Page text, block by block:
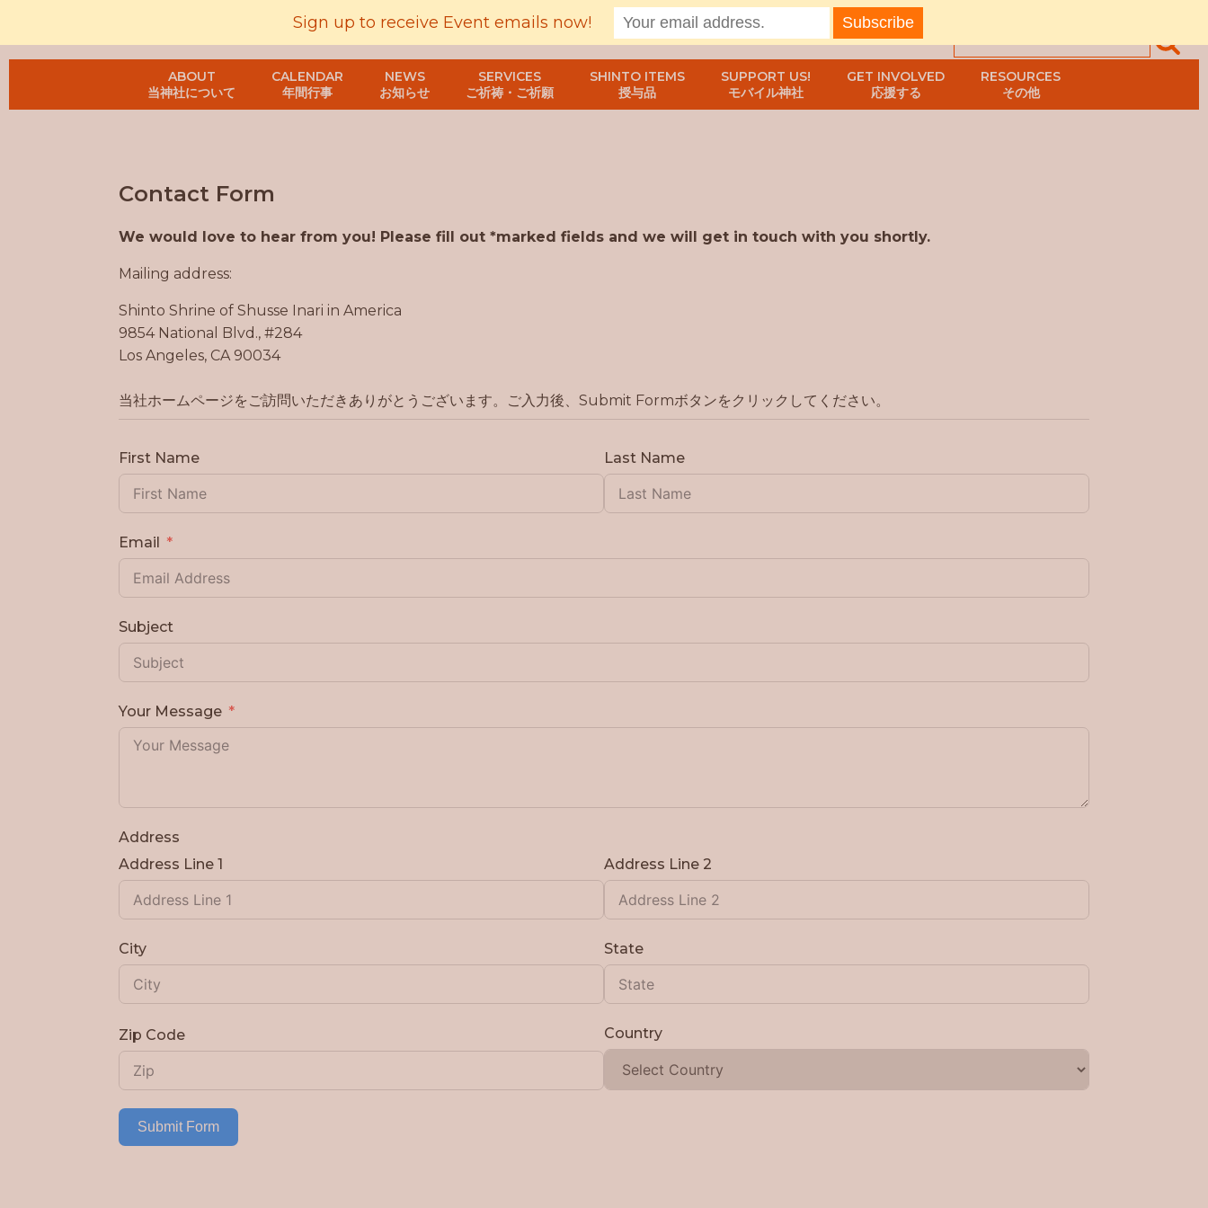
ABOUT
当神社について
CALENDAR
年間行事
NEWS
お知らせ
SERVICES
ご祈祷・ご祈願
SHINTO ITEMS
授与品
SUPPORT US!
モバイル神社
GET INVOLVED
応援する
RESOURCES
その他
Contact Form
We would love to hear from you! Please fill out *marked fields and we will get in touch with you shortly.
Mailing address:
Shinto Shrine of Shusse Inari in America
9854 National Blvd., #284
Los Angeles, CA 90034
当社ホームページをご訪問いただきありがとうございます。ご入力後、Submit Formボタンをクリックしてください。
First Name Last Name
Email
Subject
Your Message
Address
Address Line 1
Address Line 2
City State
Zip Code Country
Submit Form
Sign up to receive Event emails now!